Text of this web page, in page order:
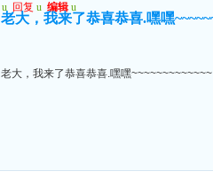
u 回复 u 编辑 u
老大，我来了恭喜恭喜.嘿嘿
老大，我来了恭喜恭喜.嘿嘿~~~~~~~~~~~~~